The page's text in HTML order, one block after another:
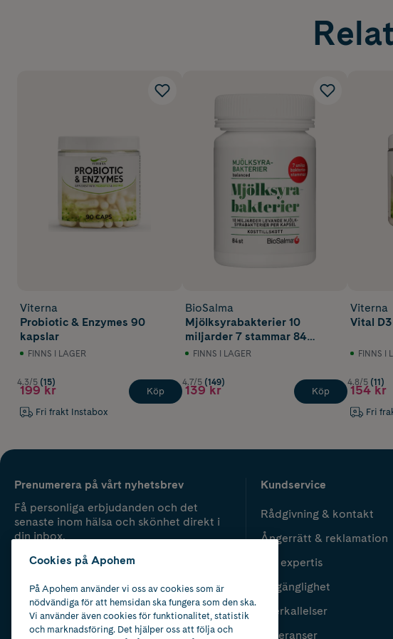
Viterna
Probiotic & Enzymes 90
kapslar
FINNS I LAGER
4.3/5 (15)
199 kr
Fri frakt Instabox
Köp
BioSalma
Mjölksyrabakterier 10
miljarder 7 stammar 84
kapslar
FINNS I LAGER
4.7/5 (149)
139 kr Köp
Viterna
Vital
FINNS I
4.8/5 (11)
154 kr
Fri
Prenumerera på vårt nyhetsbrev
Få personliga erbjudanden och det
senaste inom hälsa och skönhet direkt i
din inbox.
Kundservice
Rådgivning & kontakt
Ångerrätt & reklamation
Vår expertis
Tillgänglighet
Återkallelser
Leveranser
Cookies på Apohem
På Apohem använder vi oss av cookies som är
nödvändiga för att hemsidan ska fungera som den ska.
Vi använder även cookies för funktionalitet, statistik
och marknadsföring. Det hjälper oss att följa och